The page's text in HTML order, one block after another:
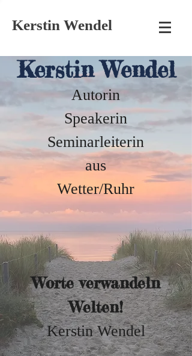
Kerstin Wendel
Kerstin Wendel
Autorin
Speakerin
Seminarleiterin
aus
Wetter/Ruhr
Worte verwandeln
Welten!
Kerstin Wendel